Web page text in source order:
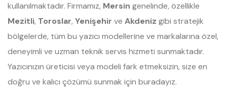
kullanılmaktadır. Firmamız, Mersin genelinde, özellikle
Mezitli, Toroslar, Yenişehir ve Akdeniz gibi stratejik
bölgelerde, tüm bu yazıcı modellerine ve markalarına özel,
deneyimli ve uzman teknik servis hizmeti sunmaktadır.
Yazıcınızın üreticisi veya modeli fark etmeksizin, size en
doğru ve kalıcı çözümü sunmak için buradayız.